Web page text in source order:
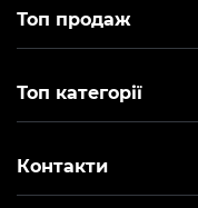
Топ продаж
Топ категорії
Контакти